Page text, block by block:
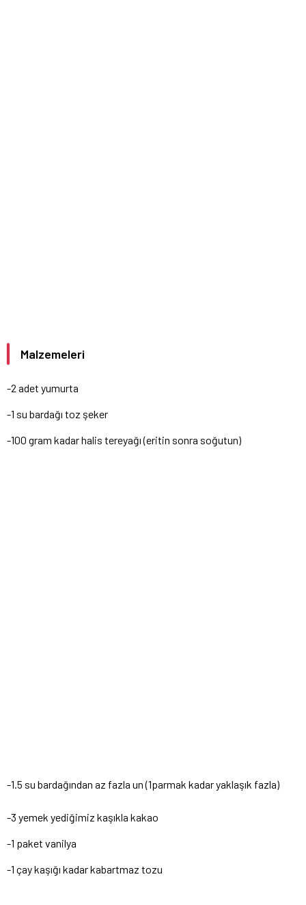
Malzemeleri
-2 adet yumurta
-1 su bardağı toz şeker
-100 gram kadar halis tereyağı (eritin sonra soğutun)
-1.5 su bardağından az fazla un (1parmak kadar yaklaşık fazla)
-3 yemek yediğimiz kaşıkla kakao
-1 paket vanilya
-1 çay kaşığı kadar kabartmaz tozu